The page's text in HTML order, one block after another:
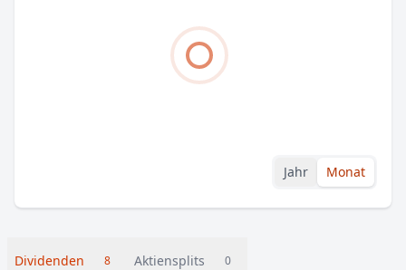
Jahr Monat
Dividenden 8 Aktiensplits 0